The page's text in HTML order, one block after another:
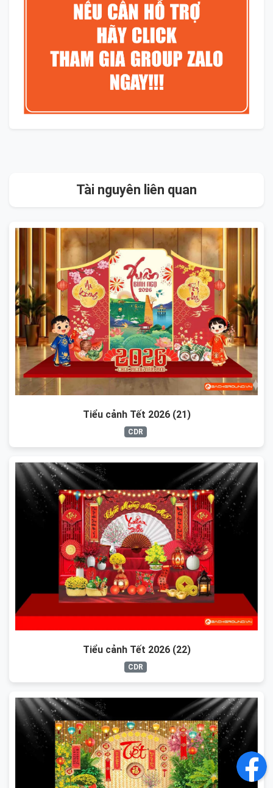
Tài nguyên liên quan
Tiểu cảnh Tết 2026 (21)
CDR
Tiểu cảnh Tết 2026 (22)
CDR